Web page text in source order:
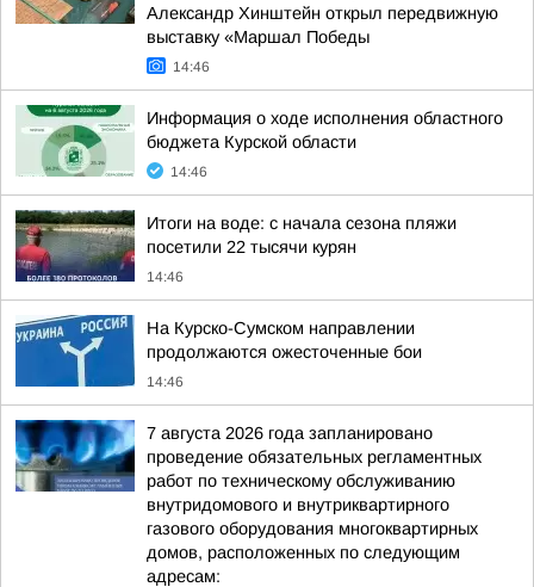
Александр Хинштейн открыл передвижную
выставку «Маршал Победы
14:46
Информация о ходе исполнения областного
бюджета Курской области
14:46
Итоги на воде: с начала сезона пляжи
посетили 22 тысячи курян
14:46
На Курско-Сумском направлении
продолжаются ожесточенные бои
14:46
7 августа 2026 года запланировано
проведение обязательных регламентных
работ по техническому обслуживанию
внутридомового и внутриквартирного
газового оборудования многоквартирных
домов, расположенных по следующим
адресам: